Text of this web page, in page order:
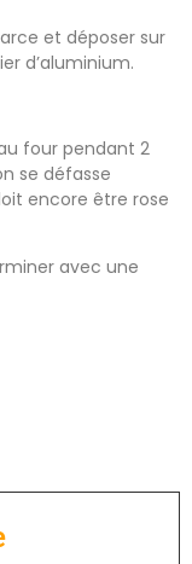
et déposer sur
d’aluminium.
four pendant 2
se défasse
encore être rose
avec une